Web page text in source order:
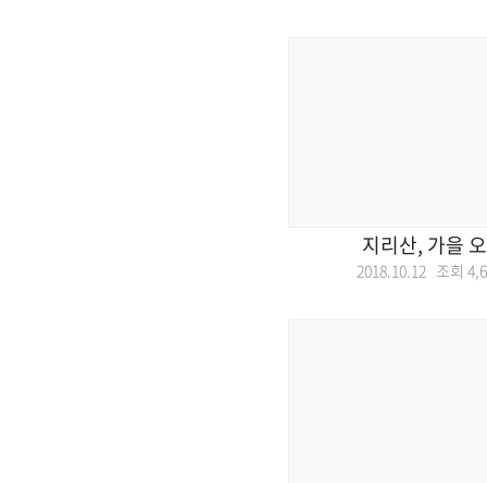
지리산, 가을
2018.10.12 조회